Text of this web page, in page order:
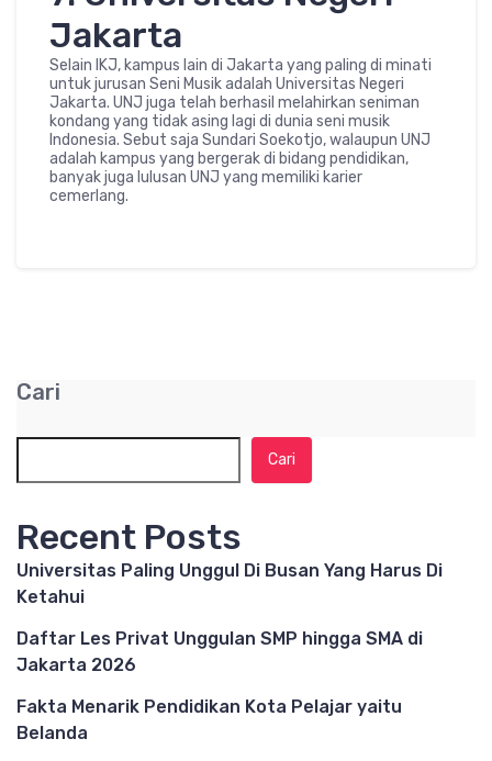
Jakarta
Selain IKJ, kampus lain di Jakarta yang paling di minati
untuk jurusan Seni Musik adalah Universitas Negeri
Jakarta. UNJ juga telah berhasil melahirkan seniman
kondang yang tidak asing lagi di dunia seni musik
Indonesia. Sebut saja Sundari Soekotjo, walaupun UNJ
adalah kampus yang bergerak di bidang pendidikan,
banyak juga lulusan UNJ yang memiliki karier
cemerlang.
Cari
Cari
Recent Posts
Universitas Paling Unggul Di Busan Yang Harus Di
Ketahui
Daftar Les Privat Unggulan SMP hingga SMA di
Jakarta 2026
Fakta Menarik Pendidikan Kota Pelajar yaitu
Belanda